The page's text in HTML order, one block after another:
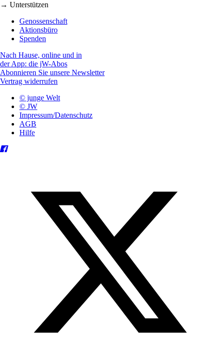
→ Unterstützen
Genossenschaft
Aktionsbüro
Spenden
Nach Hause, online und in
der App: die jW-Abos
Abonnieren Sie unsere Newsletter
Vertrag widerrufen
© junge Welt
© JW
Impressum/Datenschutz
AGB
Hilfe